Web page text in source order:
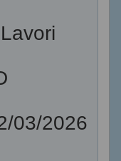
Lavori
03/2026